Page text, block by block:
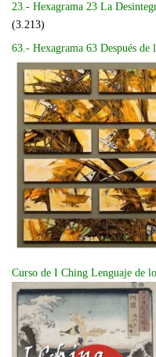
23.- Hexagrama 23 La
(3.213)
63.- Hexagrama 63 Después de
Curso de I Ching Lenguaje de